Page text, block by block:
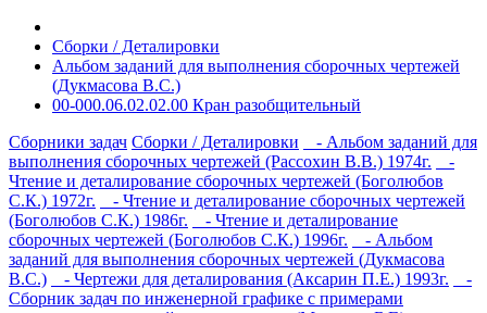
Сборки / Деталировки
Альбом заданий для выполнения сборочных чертежей
(Дукмасова В.С.)
00-000.06.02.02.00 Кран разобщительный
Сборники задач Сборки / Деталировки
- Альбом заданий для
выполнения сборочных чертежей (Рассохин В.В.) 1974г.
-
Чтение и деталирование сборочных чертежей (Боголюбов
С.К.) 1972г.
- Чтение и деталирование сборочных чертежей
(Боголюбов С.К.) 1986г.
- Чтение и деталирование
сборочных чертежей (Боголюбов С.К.) 1996г.
- Альбом
заданий для выполнения сборочных чертежей (Дукмасова
В.С.)
- Чертежи для деталирования (Аксарин П.Е.) 1993г.
-
Сборник задач по инженерной графике с примерами